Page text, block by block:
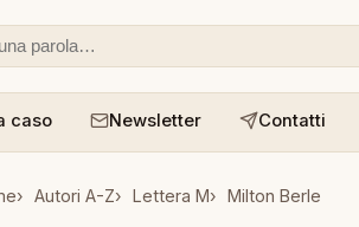
un aforisma
caso Newsletter Contatti
Autori A-Z Lettera M Milton Berle